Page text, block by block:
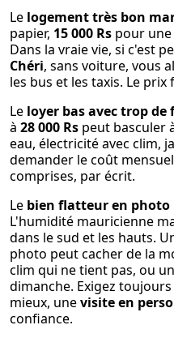
Le logement très bon
papier, 15 000 Rs pour
Dans la vraie vie, si c'est
Chéri, sans voiture, vous
les bus et les taxis. Le prix
Le loyer bas avec trop de
à 28 000 Rs peut basculer
eau, électricité avec clim,
demander le coût
comprises, par écrit.
Le bien flatteur en photo
L'humidité mauricienne
dans le sud et les hauts.
photo peut cacher de la
clim qui ne tient pas, ou
dimanche. Exigez toujours
mieux, unevisite en
confiance.